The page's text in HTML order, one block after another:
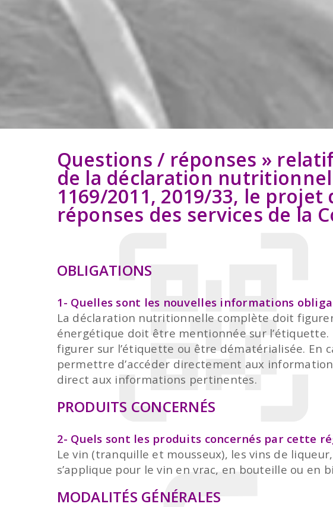
Questions / réponses »
de la déclaration
1169/2011, 2019/33, le
réponses des services de la
OBLIGATIONS
1- Quelles sont les nouvelles informations
La déclaration nutritionnelle complète doit
énergétique doit être mentionnée sur
figurer sur l’étiquette ou être dématérialisée. En
permettre d’accéder directement aux
direct aux informations pertinentes.
PRODUITS CONCERNÉS
2- Quels sont les produits concernés par cette
Le vin (tranquille et mousseux), les vins de
s’applique pour le vin en vrac, en bouteille ou en
MODALITÉS GÉNÉRALES